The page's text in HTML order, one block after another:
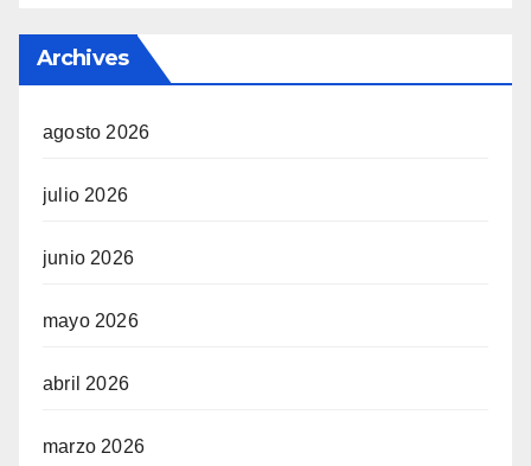
Archives
agosto 2026
julio 2026
junio 2026
mayo 2026
abril 2026
marzo 2026